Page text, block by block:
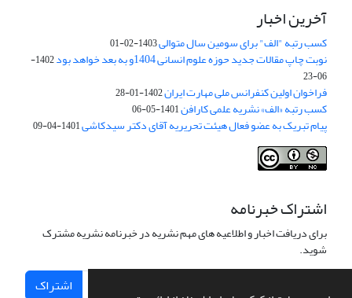
آخرین اخبار
کسب رتبه "الف" برای سومین سال متوالی1403-02-01
نوبت چاپ مقالات جدید حوزه علوم انسانی 1404و به بعد خواهد بود
1402-
06-23
فراخوان اولین کنفرانس ملی مهارت ایران1402-01-28
کسب رتبه «الف» نشریه علمی کارافن1401-05-06
پیام تبریک به عضو فعال هیئت تحریریه آقای دکتر سیدکاشی1401-04-09
اشتراک خبرنامه
برای دریافت اخبار و اطلاعیه های مهم نشریه در خبرنامه نشریه مشترک
شوید.
اشتراک